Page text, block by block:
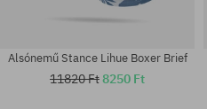
Alsónemű Stance Lihue Boxer Brief
11820 Ft8250 Ft